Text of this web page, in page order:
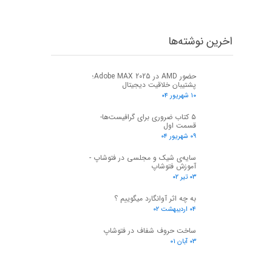
حضور AMD در Adobe MAX 2025؛
پشتیبان خلاقیت دیجیتال
۱۰ شهریور ۰۴
۵ کتاب ضروری برای گرافیست‌ها-
قسمت اول
۰۹ شهریور ۰۴
سایه‌ی شیک و مجلسی در فتوشاپ -
آموزش فتوشاپ
۰۳ تیر ۰۲
به چه اثر آوانگارد میگوییم ؟
۰۴ اردیبهشت ۰۲
ساخت حروف شفاف در فتوشاپ
۰۳ آبان ۰۱
اخرین نوشته‌ها